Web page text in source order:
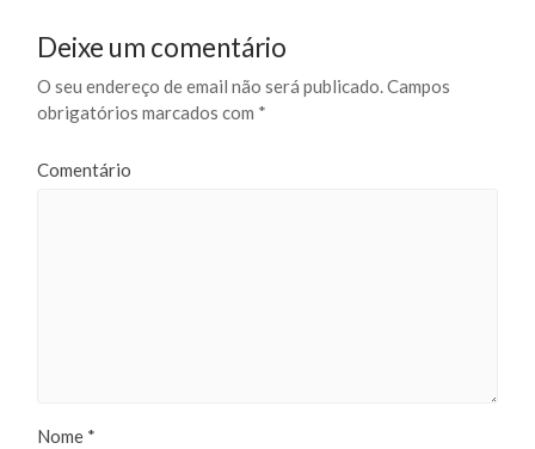
Deixe um comentário
O seu endereço de email não será publicado.Campos
obrigatórios marcados com *
Comentário
Nome *